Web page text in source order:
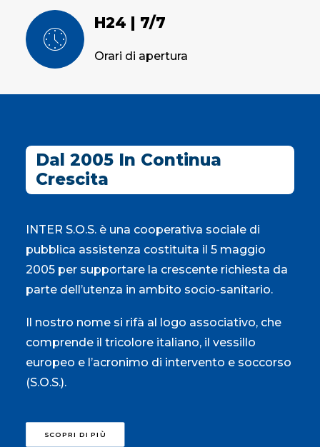
H24 | 7/7
Orari di apertura
Dal 2005 In Continua
Crescita
INTER S.O.S. è una cooperativa sociale di
pubblica assistenza costituita il 5 maggio
2005 per supportare la crescente richiesta da
parte dell’utenza in ambito socio-sanitario.
Il nostro nome si rifà al logo associativo, che
comprende il tricolore italiano, il vessillo
europeo e l’acronimo di intervento e soccorso
(S.O.S.).
SCOPRI DI PIÙ